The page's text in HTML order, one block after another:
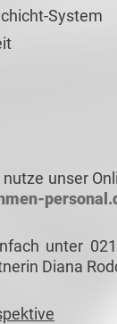
System
unser
unter
Diana